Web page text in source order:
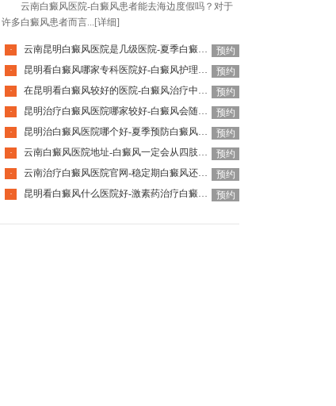
云南白癜风医院-白癜风患者能去海边度假吗？​对于
许多白癜风患者而言... [详细]
· 云南昆明白癜风医院是几级医院-夏季白癜风患者需避开哪些食物
预约
·
昆明看白癜风哪家专科医院好-白癜风护理要避开什么呢
预约
·
在昆明看白癜风较好的医院-白癜风治疗中为何会越治越白
预约
·
昆明治疗白癜风医院哪家较好-白癜风会随着年纪增长加重吗
预约
·
昆明治白癜风医院哪个好-夏季预防白癜风要注意哪些事项
预约
·
云南白癜风医院地址-白癜风一定会从四肢开始发病吗
预约
·
云南治疗白癜风医院官网-稳定期白癜风还会突然扩散发展吗
预约
·
昆明看白癜风什么医院好-激素药治疗白癜风会有副作用吗 预约